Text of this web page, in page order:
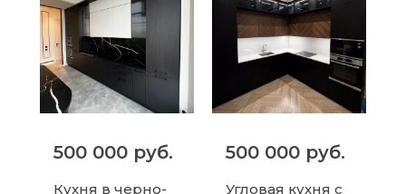
500 000 руб.
Кухня в черно-
500 000 руб.
Угловая кухня с